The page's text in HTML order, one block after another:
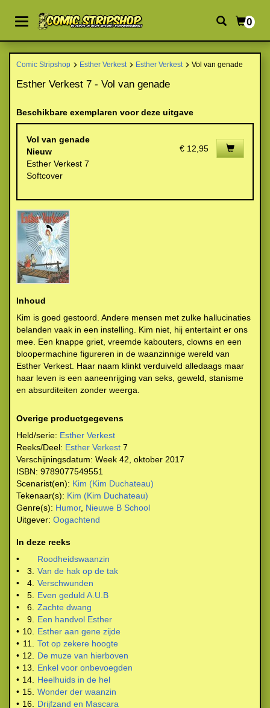
0
Comic Stripshop Esther Verkest Esther Verkest Vol van genade
Esther Verkest 7 - Vol van genade
Beschikbare exemplaren voor deze uitgave
Vol van genade
Nieuw
Esther Verkest 7
Softcover
€ 12,95
Inhoud
Kim is goed gestoord. Andere mensen met zulke hallucinaties
belanden vaak in een instelling. Kim niet, hij entertaint er ons
mee. Een knappe griet, vreemde kabouters, clowns en een
bloopermachine figureren in de waanzinnige wereld van
Esther Verkest. Haar naam klinkt verduiveld alledaags maar
haar leven is een aaneenrijging van seks, geweld, stanisme
en absurditeiten zonder weerga.
Overige productgegevens
Held/serie: Esther Verkest
Reeks/Deel: Esther Verkest 7
Verschijningsdatum: Week 42, oktober 2017
ISBN: 9789077549551
Scenarist(en): Kim (Kim Duchateau)
Tekenaar(s): Kim (Kim Duchateau)
Genre(s): Humor, Nieuwe B School
Uitgever: Oogachtend
In deze reeks
•
Roodheidswaanzin
•
3.
Van de hak op de tak
•
4. Verschwunden
•
5.
Even geduld A.U.B
•
6. Zachte dwang
•
9.
Een handvol Esther
• 10.
Esther aan gene zijde
• 11.
Tot op zekere hoogte
• 12.
De muze van hierboven
• 13.
Enkel voor onbevoegden
• 14.
Heelhuids in de hel
• 15. Wonder der waanzin
• 16.
Drijfzand en Mascara